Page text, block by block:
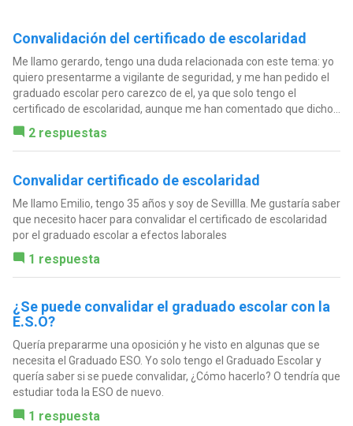
Convalidación del certificado de escolaridad
Me llamo gerardo, tengo una duda relacionada con este tema: yo
quiero presentarme a vigilante de seguridad, y me han pedido el
graduado escolar pero carezco de el, ya que solo tengo el
certificado de escolaridad, aunque me han comentado que dicho...
2 respuestas
Convalidar certificado de escolaridad
Me llamo Emilio, tengo 35 años y soy de Sevillla. Me gustaría saber
que necesito hacer para convalidar el certificado de escolaridad
por el graduado escolar a efectos laborales
1 respuesta
¿Se puede convalidar el graduado escolar con la
E.S.O?
Quería prepararme una oposición y he visto en algunas que se
necesita el Graduado ESO. Yo solo tengo el Graduado Escolar y
quería saber si se puede convalidar, ¿Cómo hacerlo? O tendría que
estudiar toda la ESO de nuevo.
1 respuesta